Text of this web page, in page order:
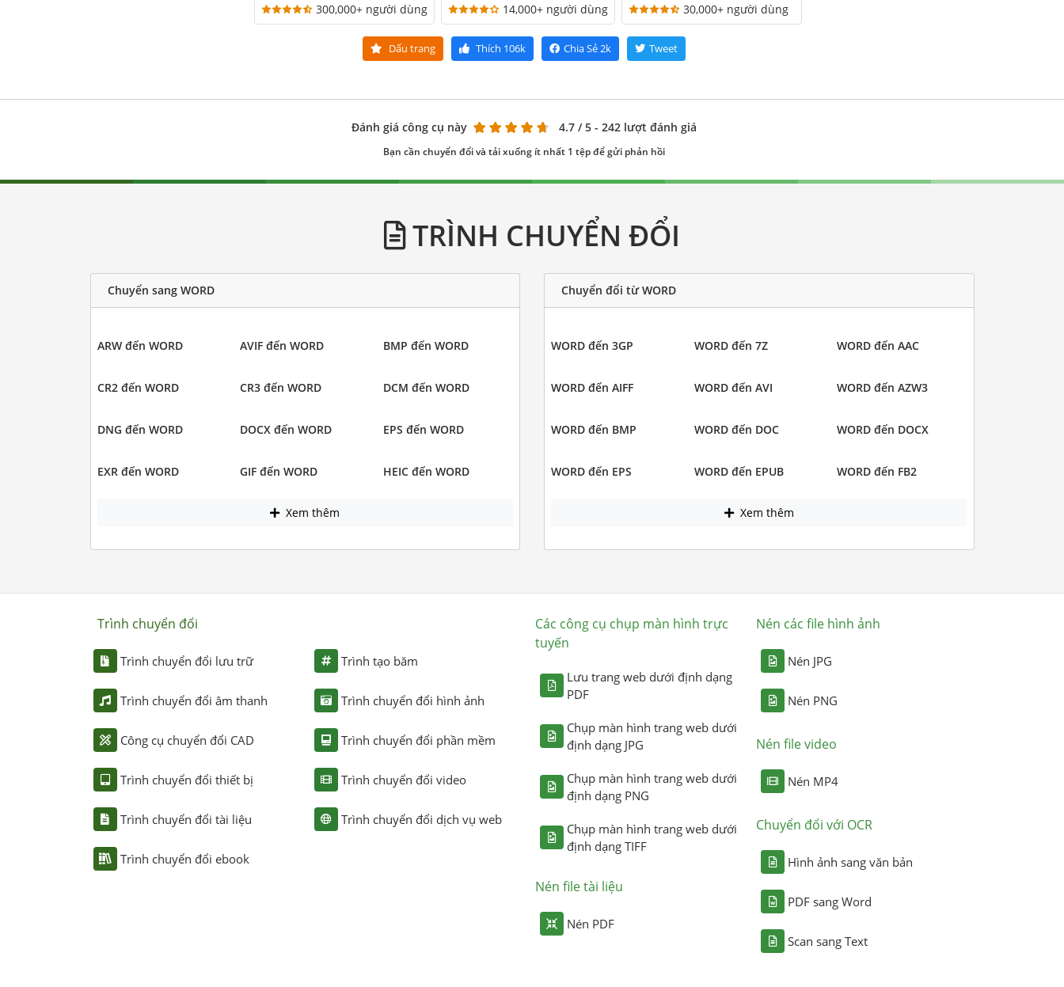
300,000+ người dùng 14,000+ người dùng 30,000+ người dùng
Dấu trang Thích 106k Chia Sẻ2k Tweet
Đánh giá công cụ này 4.7 / 5 - 242 lượt đánh giá
Bạn cần chuyển đổi và tải xuống ít nhất 1 tệp để gửi phản hồi
TRÌNH CHUYỂN ĐỔI
Chuyển sang WORD
ARW đến WORD AVIF đến WORD BMP đến WORD
CR2 đến WORD CR3 đến WORD DCM đến WORD
DNG đến WORD DOCX đến WORD EPS đến WORD
EXR đến WORD GIF đến WORD HEIC đến WORD
Xem thêm
Chuyển đổi từ WORD
WORD đến 3GP WORD đến 7Z WORD đến AAC
WORD đến AIFF WORD đến AVI WORD đến AZW3
WORD đến BMP WORD đến DOC WORD đến DOCX
WORD đến EPS WORD đến EPUB WORD đến FB2
Xem thêm
Trình chuyển đổi
Trình chuyển đổi lưu trữ
Trình chuyển đổi âm thanh
Công cụ chuyển đổi CAD
Trình chuyển đổi thiết bị
Trình chuyển đổi tài liệu
Trình chuyển đổi ebook
Trình tạo băm
Trình chuyển đổi hình ảnh
Trình chuyển đổi phần mềm
Trình chuyển đổi video
Trình chuyển đổi dịch vụ web
Các công cụ chụp màn hình trực
tuyến
Lưu trang web dưới định dạng
PDF
Chụp màn hình trang web dưới
định dạng JPG
Chụp màn hình trang web dưới
định dạng PNG
Chụp màn hình trang web dưới
định dạng TIFF
Nén file tài liệu
Nén PDF
Nén các file hình ảnh
Nén JPG
Nén PNG
Nén file video
Nén MP4
Chuyển đổi với OCR
Hình ảnh sang văn bản
PDF sang Word
Scan sang Text